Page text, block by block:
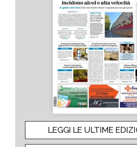
LEGGI LE ULTIME